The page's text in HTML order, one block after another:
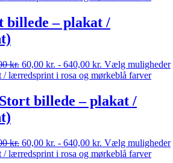
billede – plakat /
kr. 60,00 kr. - 640,00 kr. Vælg muligheder
billede – plakat /
kr. 60,00 kr. - 640,00 kr. Vælg muligheder